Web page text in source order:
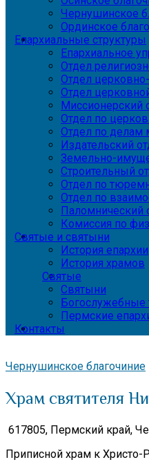
Чернушинское
Ординское
Епархиальные структуры
Епархиальное
Отдел
Отдел
Отдел
Миссионерский
Отдел по
Отдел по делам
Издательский
Земельно-
Строительный
Отдел по
Отдел по
Паломнический
Комиссия по
Святые и святыни
История епархии
История храмов
Святые
Святыни
Богослужебные
Пермские
Контакты
Чернушинское благочиние
Храм святителя
617805, Пермский край,
Приписной храм к Христо-